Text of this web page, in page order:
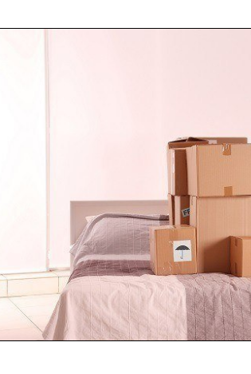
אתר מעולה להשוואת מחירי הובלות בכל הארץ תודה
רבה על העזרה!